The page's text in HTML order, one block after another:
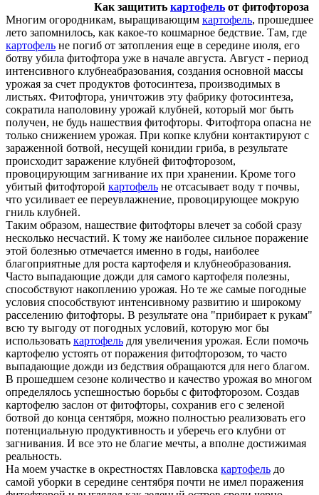
Как защитить картофель от фитофтороза
Многим огородникам, выращивающим картофель, прошедшее
лето запомнилось, как какое-то кошмарное бедствие. Там, где
картофель не погиб от затопления еще в середине июля, его
ботву убила фитофтора уже в начале августа. Август - период
интенсивного клубнеабразования, создания основной массы
урожая за счет продуктов фотосинтеза, производимых в
листьях. Фитофтора, уничтожив эту фабрику фотосинтеза,
сократила наполовину урожай клубней, который мог быть
получен, не будь нашествия фитофторы. Фитофтора опасна не
только снижением урожая. При копке клубни контактируют с
зараженной ботвой, несущей конидии гриба, в результате
происходит заражение клубней фитофторозом,
провоцирующим загнивание их при хранении. Кроме того
убитый фитофторой картофель не отсасывает воду т почвы,
что усиливает ее переувлажнение, провоцирующее мокрую
гниль клубней.
Таким образом, нашествие фитофторы влечет за собой сразу
несколько несчастий. К тому же наиболее сильное поражение
этой болезнью отмечается именно в годы, наиболее
благоприятные для роста картофеля и клубнеобразования.
Часто выпадающие дожди для самого картофеля полезны,
способствуют накоплению урожая. Но те же самые погодные
условия способствуют интенсивному развитию и широкому
расселению фитофторы. В результате она "прибирает к рукам"
всю ту выгоду от погодных условий, которую мог бы
использовать картофель для увеличения урожая. Если помочь
картофелю устоять от поражения фитофторозом, то часто
выпадающие дожди из бедствия обращаются для него благом.
В прошедшем сезоне количество и качество урожая во многом
определялось успешностью борьбы с фитофторозом. Создав
картофелю заслон от фитофторы, сохранив его с зеленой
ботвой до конца сентября, можно полностью реализовать его
потенциальную продуктивность и уберечь его клубни от
загнивания. И все это не благие мечты, а вполне достижимая
реальность.
На моем участке в окрестностях Павловска картофель до
самой уборки в середине сентября почти не имел поражения